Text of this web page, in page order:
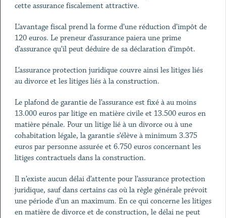
cette assurance fiscalement attractive.
L’avantage fiscal prend la forme d’une réduction d’impôt de
120 euros. Le preneur d’assurance paiera une prime
d’assurance qu’il peut déduire de sa déclaration d’impôt.
L’assurance protection juridique couvre ainsi les litiges liés
au divorce et les litiges liés à la construction.
Le plafond de garantie de l’assurance est fixé à au moins
13.000 euros par litige en matière civile et 13.500 euros en
matière pénale. Pour un litige lié à un divorce ou à une
cohabitation légale, la garantie s’élève à minimum 3.375
euros par personne assurée et 6.750 euros concernant les
litiges contractuels dans la construction.
Il n’existe aucun délai d’attente pour l’assurance protection
juridique, sauf dans certains cas où la règle générale prévoit
une période d’un an maximum. En ce qui concerne les litiges
en matière de divorce et de construction, le délai ne peut